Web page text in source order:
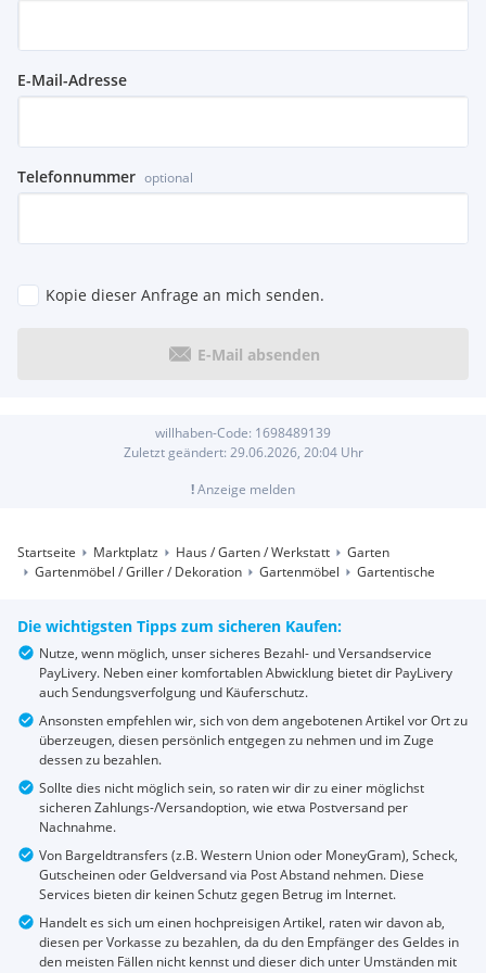
Unser Kundenservice-Team hilft dir gerne persönlich weiter.
and wird individuell mit Ihnen abgestimmt.
E-Mail-Adresse
Telefonnummer optional
Kopie dieser Anfrage an mich senden.
E-Mail absenden
willhaben-Code: 1698489139
Zuletzt geändert: 29.06.2026, 20:04Uhr
!Anzeige melden
Startseite Marktplatz Haus / Garten / Werkstatt
Garten
Gartenmöbel / Griller / Dekoration
Gartenmöbel Gartentische
Die wichtigsten Tipps zum sicheren Kaufen:
Nutze, wenn möglich, unser sicheres Bezahl- und Versandservice
PayLivery. Neben einer komfortablen Abwicklung bietet dir PayLivery
auch Sendungsverfolgung und Käuferschutz.
Ansonsten empfehlen wir, sich von dem angebotenen Artikel vor Ort zu
überzeugen, diesen persönlich entgegen zu nehmen und im Zuge
dessen zu bezahlen.
Sollte dies nicht möglich sein, so raten wir dir zu einer möglichst
sicheren Zahlungs-/Versandoption, wie etwa Postversand per
Nachnahme.
Von Bargeldtransfers (z.B. Western Union oder MoneyGram), Scheck,
Gutscheinen oder Geldversand via Post Abstand nehmen. Diese
Services bieten dir keinen Schutz gegen Betrug im Internet.
Handelt es sich um einen hochpreisigen Artikel, raten wir davon ab,
diesen per Vorkasse zu bezahlen, da du den Empfänger des Geldes in
den meisten Fällen nicht kennst und dieser dich unter Umständen mit